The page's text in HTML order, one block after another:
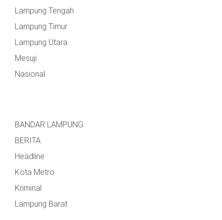
Lampung Tengah
Lampung Timur
Lampung Utara
Mesuji
Nasional
BANDAR LAMPUNG
BERITA
Headline
Kota Metro
Kriminal
Lampung Barat